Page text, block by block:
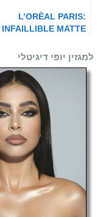
L’ORÈAL PARIS:
INFAILLIBLE MATTE
למגזין יופי דיגיטלי